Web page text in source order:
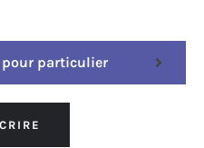
particulier